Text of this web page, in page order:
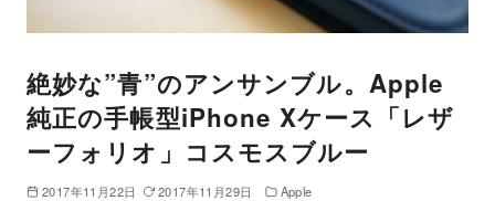
絶妙な”青”のアンサンブル。Apple
純正の手帳型iPhone Xケース「レザ
ーフォリオ」コスモスブルー
2017年11月22日 2017年11月29日 Apple